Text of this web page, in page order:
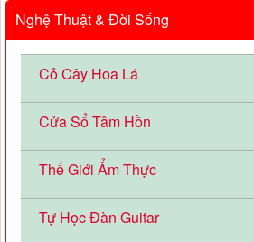
Nghệ Thuật & Đời Sống
Cỏ Cây Hoa Lá
Cửa Sổ Tâm Hồn
Thế Giới Ẩm Thực
Tự Học Đàn Guitar